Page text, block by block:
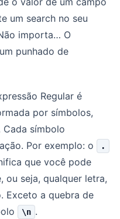
um search no seu
importa… O
punhado de
Regular é
por símbolos,
símbolo
Por exemplo: o
.
que você pode
ou seja, qualquer letra,
Exceto a quebra de
\n .